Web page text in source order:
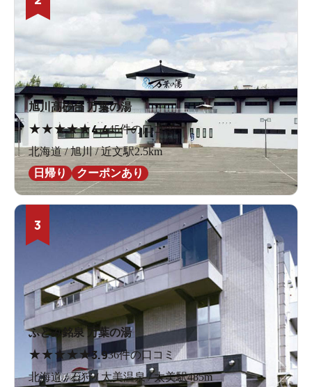
旭川高砂台 万葉の湯
★★★★★4.445件の口コミ
北海道 / 旭川 / 近文駅2.5km
日帰り
クーポンあり
3
ふとみ銘泉 万葉の湯
★★★★ ★3.936件の口コミ
北海道 / 石狩 / 太美温泉 / 太美駅485m